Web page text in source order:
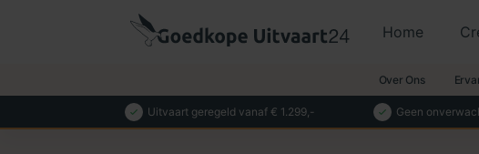
Home
Over Ons
Uitvaart geregeld vanaf € 1.299,- Geen